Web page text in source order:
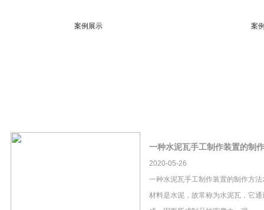
案例展示 案
一种水泥瓦手工制作装置的制
2020-05-26
一种水泥瓦手工制作装置的制作方
材料是水泥，故常称为水泥瓦，它